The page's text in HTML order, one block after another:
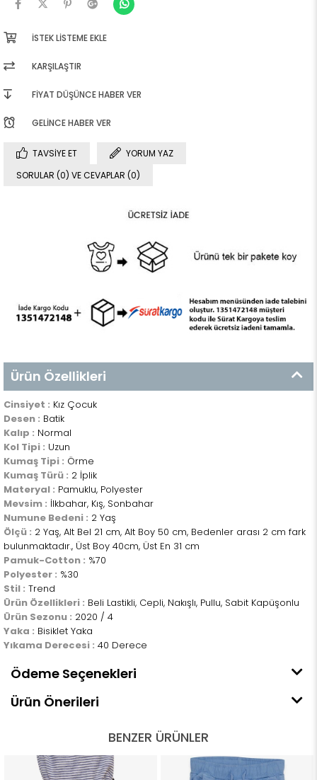
İSTEK LISTEME EKLE
KARŞILAŞTIR
FIYAT DÜŞÜNCE HABER VER
GELINCE HABER VER
TAVSIYE ET
YORUM YAZ
SORULAR (0) VE CEVAPLAR (0)
Ürün Özellikleri
Cinsiyet : Kız Çocuk
Desen : Batik
Kalıp : Normal
Kol Tipi : Uzun
Kumaş Tipi : Örme
Kumaş Türü : 2 İplik
Materyal : Pamuklu, Polyester
Mevsim : İlkbahar, Kış, Sonbahar
Numune Bedeni : 2 Yaş
Ölçü : 2 Yaş, Alt Bel 21 cm, Alt Boy 50 cm, Bedenler arası 2 cm fark
bulunmaktadır., Üst Boy 40cm, Üst En 31 cm
Pamuk-Cotton : %70
Polyester : %30
Stil : Trend
Ürün Özellikleri : Beli Lastikli, Cepli, Nakışlı, Pullu, Sabit Kapüşonlu
Ürün Sezonu : 2020 / 4
Yaka : Bisiklet Yaka
Yıkama Derecesi : 40 Derece
Ödeme Seçenekleri
Ürün Önerileri
BENZER ÜRÜNLER